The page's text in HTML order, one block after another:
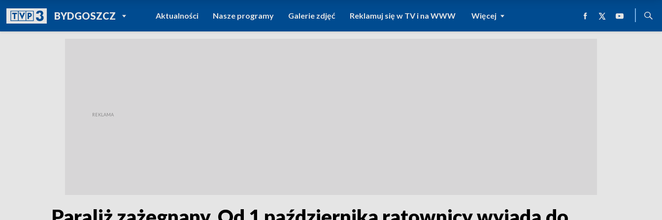
BYDGOSZCZPOWRÓT DO
TVP REGIONY
Aktualności Nasze programy Galerie zdjęć Reklamuj się w TV i na WWW Więcej